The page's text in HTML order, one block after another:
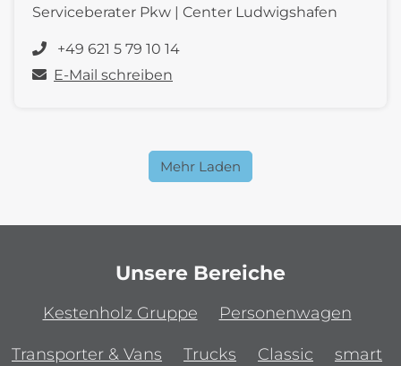
Serviceberater Pkw | Center Ludwigshafen
+49 621 5 79 10 14
E-Mail schreiben
Mehr Laden
Unsere Bereiche
Kestenholz Gruppe Personenwagen
Transporter & Vans Trucks Classic smart